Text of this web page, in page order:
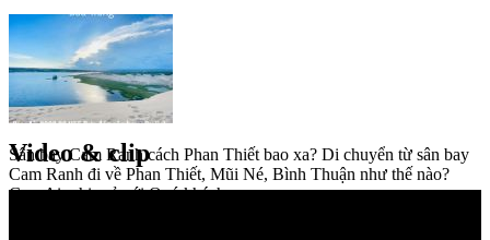
Sân bay Cam Ranh cách Phan Thiết bao xa? Di chuyển từ sân bay
Cam Ranh đi về Phan Thiết, Mũi Né, Bình Thuận như thế nào?
GrapAir chia sẻ với Quý khách…
Video & clip
Video & clip